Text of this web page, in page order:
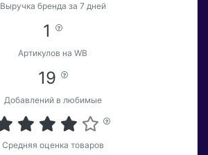
Выручка бренда за 7 дней
1
Артикулов на WB
19
Добавлений в любимые
Средняя оценка товаров